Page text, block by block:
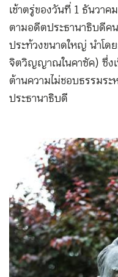
เช้าตรู่ของวันที่ 1 ธันวา
ตามอดีตประธานาธิบดีค
ประท้วงขนาดใหญ่ นำโ
จิตวิญญาณในคาซัค) ซึ่ง
ต้านความไม่ชอบธรรมร
ประธานาธิบดี